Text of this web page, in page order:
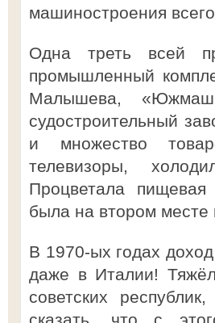
машиностроения
Одна треть всей
промышленный
Малышева,
судостроительный
и множество
телевизоры,
Процветала
была на втором
В 1970-ых годах
даже в Италии!
советских